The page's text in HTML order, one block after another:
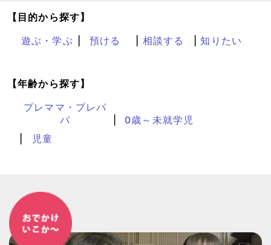
【目的から探す】
遊ぶ・学ぶ 預ける 相談する 知りたい
【年齢から探す】
プレママ・プレパ
パ
0歳～未就学児
児童